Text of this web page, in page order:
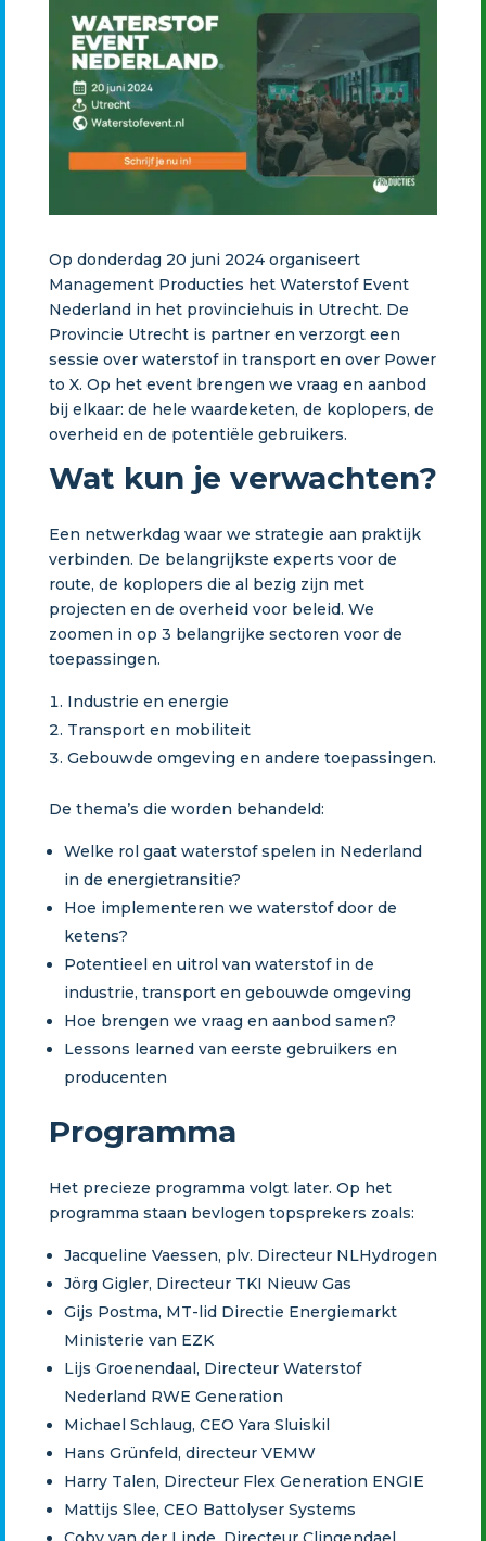
Op donderdag 20 juni 2024 organiseert
Management Producties het Waterstof Event
Nederland in het provinciehuis in Utrecht. De
Provincie Utrecht is partner en verzorgt een
sessie over waterstof in transport en over Power
to X. Op het event brengen we vraag en aanbod
bij elkaar: de hele waardeketen, de koplopers, de
overheid en de potentiële gebruikers.
Wat kun je verwachten?
Een netwerkdag waar we strategie aan praktijk
verbinden. De belangrijkste experts voor de
route, de koplopers die al bezig zijn met
projecten en de overheid voor beleid. We
zoomen in op 3 belangrijke sectoren voor de
toepassingen.
Industrie en energie
Transport en mobiliteit
Gebouwde omgeving en andere toepassingen.
De thema’s die worden behandeld:
Welke rol gaat waterstof spelen in Nederland
in de energietransitie?
Hoe implementeren we waterstof door de
ketens?
Potentieel en uitrol van waterstof in de
industrie, transport en gebouwde omgeving
Hoe brengen we vraag en aanbod samen?
Lessons learned van eerste gebruikers en
producenten
Programma
Het precieze programma volgt later. Op het
programma staan bevlogen topsprekers zoals:
Jacqueline Vaessen, plv. Directeur NLHydrogen
Jörg Gigler, Directeur TKI Nieuw Gas
Gijs Postma, MT-lid Directie Energiemarkt
Ministerie van EZK
Lijs Groenendaal, Directeur Waterstof
Nederland RWE Generation
Michael Schlaug, CEO Yara Sluiskil
Hans Grünfeld, directeur VEMW
Harry Talen, Directeur Flex Generation ENGIE
Mattijs Slee, CEO Battolyser Systems